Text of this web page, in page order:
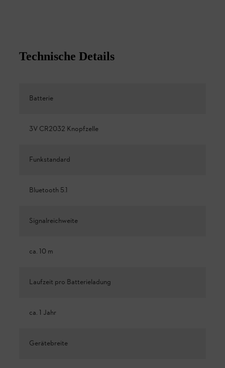
Technische Details
Batterie
3V CR2032 Knopfzelle
Funkstandard
Bluetooth 5.1
Signalreichweite
ca. 10 m
Laufzeit pro Batterieladung
ca. 1 Jahr
Gerätebreite